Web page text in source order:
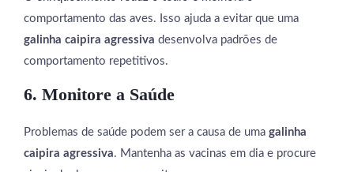
comportamento das aves. Isso ajuda a evitar que uma
galinha caipira agressiva desenvolva padrões de
comportamento repetitivos.
6. Monitore a Saúde
Problemas de saúde podem ser a causa de uma galinha
caipira agressiva. Mantenha as vacinas em dia e procure